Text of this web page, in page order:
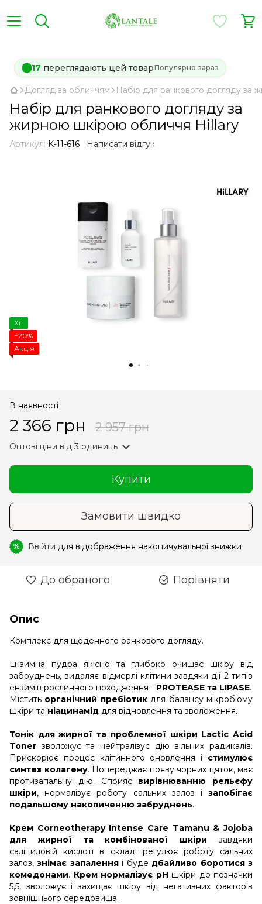
17 переглядають цей товарПопулярно зараз
Догляд за обличчям Набір для ранкового догляду за
Набір для ранкового догляду за
жирною шкірою обличчя Hillary
Артикул: K-11-616 Написати відгук
Хіт
−20%
Акція
В наявності
2 366 грн 2 957 грн
Оптові ціни від 3 одиниць
Купити
Замовити швидко
% Ввійти для відображення накопичувальної знижки
До обраного Порівняти
Опис
Комплекс для щоденного ранкового догляду.
Ензимна пудра якісно та глибоко очищає шкіру від
забруднень, видаляє відмерлі клітини завдяки дії 2 типів
ензимів рослинного походження - PROTEASE та LIPASE.
Містить органічний пребіотикдля балансу мікробіому
шкіри та ніацинамід для відновлення та зволоження.
Тонік для жирної та проблемної шкіри Lactic Aсid
Toner зволожує та нейтралізує дію вільних радикалів.
Прискорює процес клітинного оновлення і стимулює
синтез колагену. Попереджає появу чорних цяток, має
протизапальну дію. Сприяє вирівнюванню рельєфу
шкіри, нормалізує роботу сальних залоз і запобігає
подальшому накопиченню забруднень.
Крем Corneotherapy Intense Care Tamanu & Jojoba
для жирної та комбінованої шкіри завдяки
саліциловій кислоті в складі регулює роботу сальних
залоз, знімає запаленняі буде дбайливо боротися з
комедонами. Крем нормалізує pH шкіри до позначки
5,5, зволожує і захищає шкіру від негативних факторів
зовнішнього середовища.